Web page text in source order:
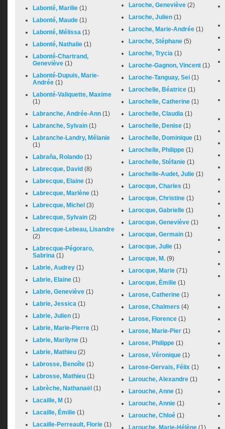
Labonté, Marilie (1)
Labonté, Maude (1)
Labonté, Mélissa (1)
Labonté, Nathalie (1)
Labonté-Chartrand,
Geneviève (1)
Labonté-Dupuis, Marie-
Andrée (1)
Labonté-Valiquette, Maxime
(1)
Labranche, Andrée-Ann (1)
Labranche, Sylvain (1)
Labranche-Landry, Mélanie
(1)
Labraña, Rolando (1)
Labrecque, David (8)
Labrecque, Elaine (1)
Labrecque, Marlène (1)
Labrecque, Michel (3)
Labrecque, Sylvain (2)
Labrecque-Lebeau, Lisandre
(2)
Labrecque-Pégoraro,
Sabrina (1)
Labrie, Audrey (1)
Labrie, Elaine (1)
Labrie, Geneviève (1)
Labrie, Jessica (1)
Labrie, Julien (1)
Labrie, Marie-Pierre (1)
Labrie, Marilyne (1)
Labrie, Mathieu (2)
Labrosse, Benoîte (1)
Labrosse, Mathieu (1)
Labrèche, Nathanaël (1)
Lacaille, M (1)
Lacaille, Émilie (1)
Lacaille-Perreault, Florie (1)
Laroche, Geneviève (2)
Laroche, Julien (1)
Laroche, Marie-Andrée (1)
Laroche, Stéphane (5)
Laroche, Trycia (1)
Laroche-Gagnon, Vincent (1)
Laroche-Tanguay, Sei (1)
Larochelle, Béatrice (1)
Larochelle, Catherine (1)
Larochelle, Claudia (1)
Larochelle, Denise (1)
Larochelle, Dominique (1)
Larochelle, Philippe (1)
Larochelle, Stéfanie (1)
Larochelle-Audet, Julie (1)
Larocque, Charles (1)
Larocque, Christine (1)
Larocque, Gabrielle (1)
Larocque, Geneviève (1)
Larocque, Germain (1)
Larocque, Julie (1)
Larocque, M. (9)
Larocque, Marie (71)
Larocque, Émilie (1)
Larose, Catherine (1)
Larose, Chalmers (4)
Larose, Florence (1)
Larose, Marie-Pier (1)
Larose, Philippe (1)
Larose, Véronique (1)
Larose-Gervais, Félix (1)
Larouche, Alexandre (1)
Larouche, Anne (1)
Larouche, Annie (1)
Larouche, Chloé (1)
Larouche, Marie-Hélène (1)